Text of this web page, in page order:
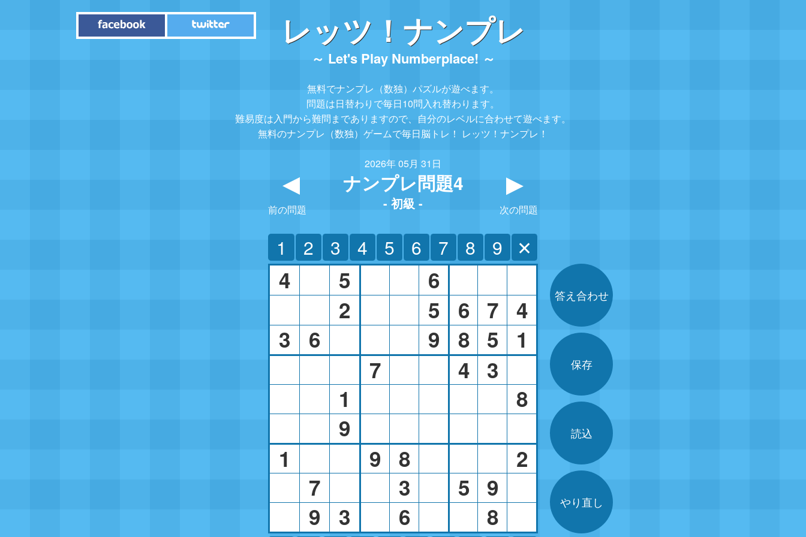
レッツ！ナンプレ
～ Let's Play Numberplace! ～
無料でナンプレ（数独）パズルが遊べます。
問題は日替わりで毎日10問入れ替わります。
難易度は入門から難問までありますので、 自分のレベルに合わせて遊べます。
無料のナンプレ（数独）ゲームで毎日脳トレ！ レッツ！ナンプレ！
2026年 05月 31日
ナンプレ問題4
- 初級 -
▲
前の問題
▲
次の問題
1 2 3 4 5 6 7 8 9 ✕
4 5
6
2
5 6 7
4
3
6 9 8 5
1
7
4
3
1
8
9
1
9 8
2
7
3 5
9
9
3 6 8
答え合わせ
保存
読込
やり直し